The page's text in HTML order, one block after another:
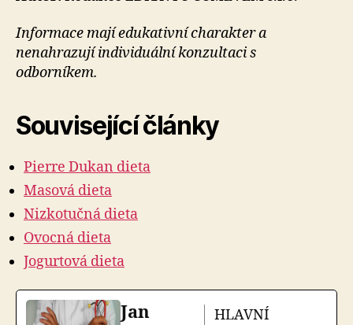
Informace mají edukativní charakter a
nenahrazují individuální konzultaci s
odborníkem.
Související články
Pierre Dukan dieta
Masová dieta
Nizkotučná dieta
Ovocná dieta
Jogurtová dieta
Jan
HLAVNÍ